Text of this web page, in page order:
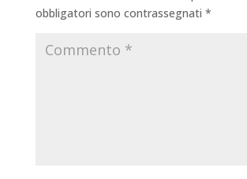
obbligatori sono contrassegnati *